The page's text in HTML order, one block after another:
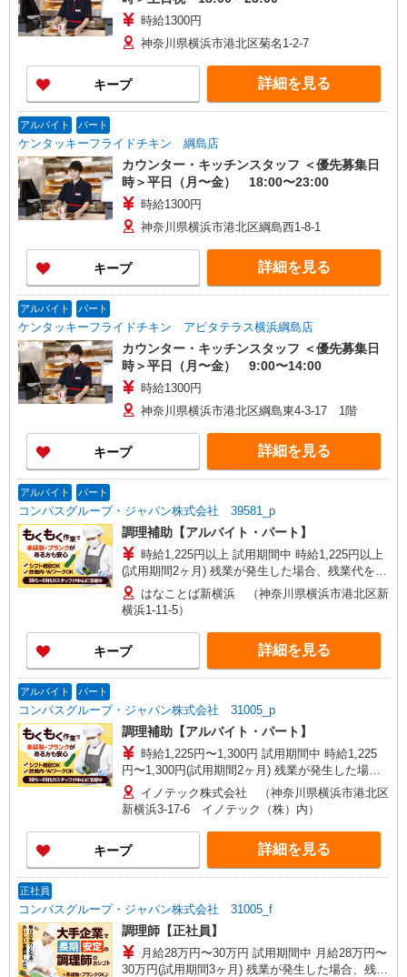
時給1300円
神奈川県横浜市港北区菊名1-2-7
キープ 詳細を見る
アルバイト パート
ケンタッキーフライドチキン 綱島店
カウンター・キッチンスタッフ ＜優先募集日
時＞平日（月〜金） 18:00〜23:00
時給1300円
神奈川県横浜市港北区綱島西1-8-1
キープ 詳細を見る
アルバイト パート
ケンタッキーフライドチキン アピタテラス横浜綱島店
カウンター・キッチンスタッフ ＜優先募集日
時＞平日（月〜金） 9:00〜14:00
時給1300円
神奈川県横浜市港北区綱島東4-3-17 1階
キープ 詳細を見る
アルバイト パート
コンパスグループ・ジャパン株式会社 39581_p
調理補助【アルバイト・パート】
時給1,225円以上 試用期間中 時給1,225円以上
(試用期間2ヶ月) 残業が発生した場合、残業代を1
分単位で別途支給します。
はなことば新横浜 （神奈川県横浜市港北区新
横浜1-11-5）
キープ 詳細を見る
アルバイト パート
コンパスグループ・ジャパン株式会社 31005_p
調理補助【アルバイト・パート】
時給1,225円〜1,300円 試用期間中 時給1,225
円〜1,300円(試用期間2ヶ月) 残業が発生した場
合、残業代を1分単位で別途支給します。
イノテック株式会社 （神奈川県横浜市港北区
新横浜3-17-6 イノテック（株）内）
キープ 詳細を見る
正社員
コンパスグループ・ジャパン株式会社 31005_f
調理師【正社員】
月給28万円〜30万円 試用期間中 月給28万円〜
30万円(試用期間3ヶ月) 残業が発生した場合、残業